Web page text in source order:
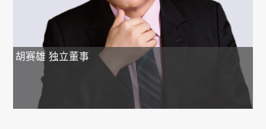
胡赛雄 独立董事